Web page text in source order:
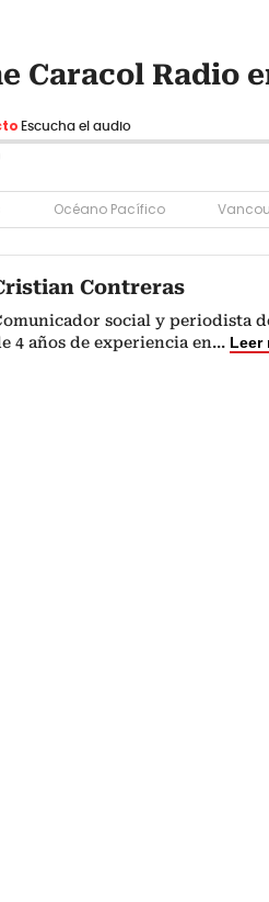
Caracol Radio
Escucha el audio
Océano Pacífico
Contreras
social y periodista
4 años de experiencia en... Leer